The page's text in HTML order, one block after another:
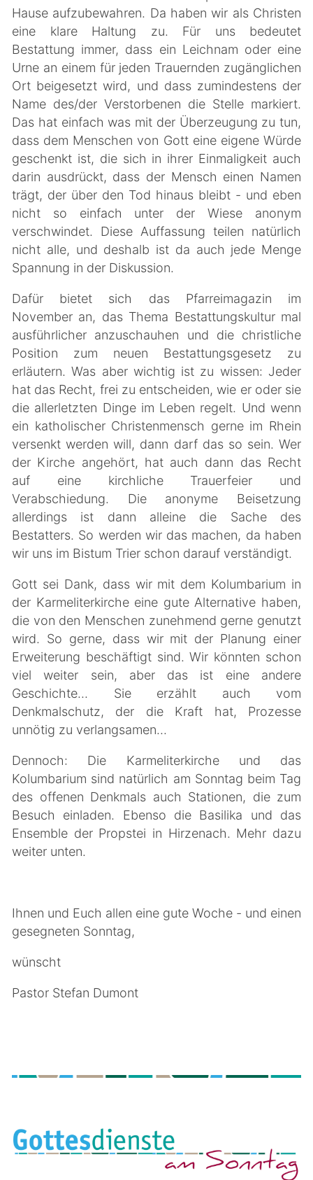
Hause aufzubewahren. Da haben wir als Christen
eine klare Haltung zu. Für uns bedeutet
Bestattung immer, dass ein Leichnam oder eine
Urne an einem für jeden Trauernden zugänglichen
Ort beigesetzt wird, und dass zumindestens der
Name des/der Verstorbenen die Stelle markiert.
Das hat einfach was mit der Überzeugung zu tun,
dass dem Menschen von Gott eine eigene Würde
geschenkt ist, die sich in ihrer Einmaligkeit auch
darin ausdrückt, dass der Mensch einen Namen
trägt, der über den Tod hinaus bleibt - und eben
nicht so einfach unter der Wiese anonym
verschwindet. Diese Auffassung teilen natürlich
nicht alle, und deshalb ist da auch jede Menge
Spannung in der Diskussion.
Dafür bietet sich das Pfarreimagazin im
November an, das Thema Bestattungskultur mal
ausführlicher anzuschauhen und die christliche
Position zum neuen Bestattungsgesetz zu
erläutern. Was aber wichtig ist zu wissen: Jeder
hat das Recht, frei zu entscheiden, wie er oder sie
die allerletzten Dinge im Leben regelt. Und wenn
ein katholischer Christenmensch gerne im Rhein
versenkt werden will, dann darf das so sein. Wer
der Kirche angehört, hat auch dann das Recht
auf eine kirchliche Trauerfeier und
Verabschiedung. Die anonyme Beisetzung
allerdings ist dann alleine die Sache des
Bestatters. So werden wir das machen, da haben
wir uns im Bistum Trier schon darauf verständigt.
Gott sei Dank, dass wir mit dem Kolumbarium in
der Karmeliterkirche eine gute Alternative haben,
die von den Menschen zunehmend gerne genutzt
wird. So gerne, dass wir mit der Planung einer
Erweiterung beschäftigt sind. Wir könnten schon
viel weiter sein, aber das ist eine andere
Geschichte... Sie erzählt auch vom
Denkmalschutz, der die Kraft hat, Prozesse
unnötig zu verlangsamen...
Dennoch: Die Karmeliterkirche und das
Kolumbarium sind natürlich am Sonntag beim Tag
des offenen Denkmals auch Stationen, die zum
Besuch einladen. Ebenso die Basilika und das
Ensemble der Propstei in Hirzenach. Mehr dazu
weiter unten.
Ihnen und Euch allen eine gute Woche - und einen
gesegneten Sonntag,
wünscht
Pastor Stefan Dumont